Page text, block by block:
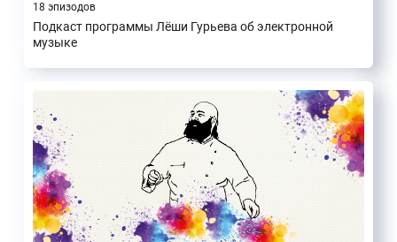
18 эпизодов
Подкаст программы Лёши Гурьева об электронной
музыке